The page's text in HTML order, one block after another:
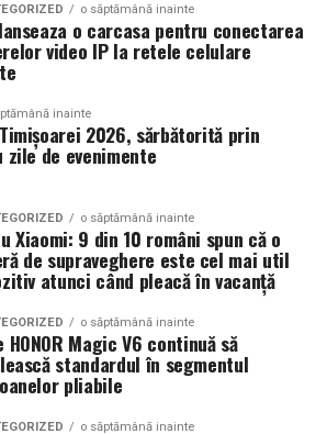
ratelor de sarcină la FIV nu este
consistent în studii
și specialistul FIV, luând în
endometriomului, rezerva
de operații ovariene
de cicluri FIV planificate.
în endometrioza asociată
chirurgie laparoscopică:
ovariene peste4-5 cm— risc de
ruptură), accesibilitate dificilă
asupra calității ovocitelor
aer condiționat integrat pentru
bateriilor la temperatură optimă
accidentat
a fost dimensionată conform cerințelor
modelul poate fi extins cu prize
de iluminat exterior, monitorizare la
GSM.
de la 3 metri la 12 metri
o săptămână inainte
o carcasa pentru conectarea
video IP la retele celulare
inainte
2026, sărbătorită prin
zile de evenimente
o săptămână inainte
Xiaomi: 9 din 10 români spun că o
de supraveghere este cel mai util
atunci când pleacă în vacanță
o săptămână inainte
HONOR Magic V6 continuă să
standardul în segmentul
pliabile
o săptămână inainte